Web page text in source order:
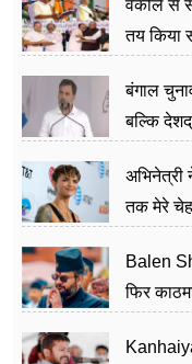
वकील से
तय किया
बंगाल
बल्कि
अभिनेत्री
तक मेरे
Balen
फिर